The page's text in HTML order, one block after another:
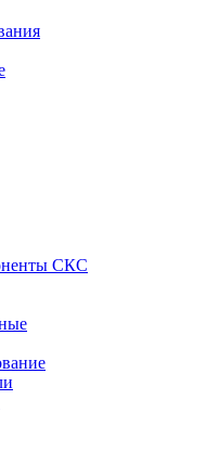
СКС